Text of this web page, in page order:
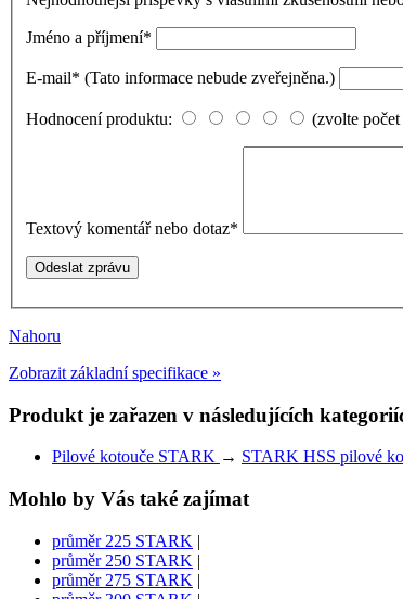
Jméno a příjmení*
E-mail* (Tato informace nebude zveřejněna.)
Hodnocení produktu: (zvolte
Textový komentář nebo dotaz*
Nahoru
Zobrazit základní specifikace »
Produkt je zařazen v následujících
Pilové kotouče STARK → STARK HSS pilové
Mohlo by Vás také zajímat
průměr 225 STARK |
průměr 250 STARK |
průměr 275 STARK |